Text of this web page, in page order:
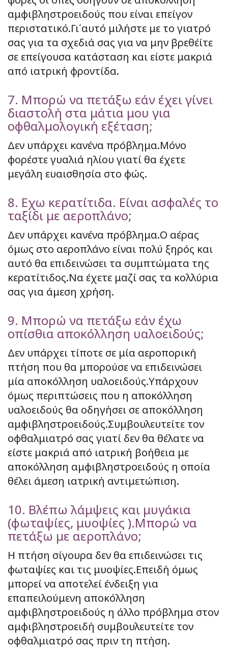
αμφιβληστροειδούς που είναι επείγον
περιστατικό.Γι΄αυτό μιλήστε με το γιατρό
σας για τα σχεδιά σας για να μην βρεθέίτε
σε επείγουσα κατάσταση και είστε μακριά
από ιατρική φροντίδα.
7. Μπορώ να πετάξω εάν έχει γίνει
διαστολή στα μάτια μου για
οφθαλμολογική εξέταση;
Δεν υπάρχει κανένα πρόβλημα.Μόνο
φορέστε γυαλιά ηλίου γιατί θα έχετε
μεγάλη ευαισθησία στο φώς.
8. Εχω κερατίτιδα. Είναι ασφαλές το
ταξίδι με αεροπλάνο;
Δεν υπάρχει κανένα πρόβλημα.Ο αέρας
όμως στο αεροπλάνο είναι πολύ ξηρός και
αυτό θα επιδεινώσει τα συμπτώματα της
κερατίτιδος.Να έχετε μαζί σας τα κολλύρια
σας για άμεση χρήση.
9. Μπορώ να πετάξω εάν έχω
οπίσθια αποκόλληση υαλοειδούς;
Δεν υπάρχει τίποτε σε μία αεροπορική
πτήση που θα μπορούσε να επιδεινώσει
μία αποκόλληση υαλοειδούς.Υπάρχουν
όμως περιπτώσεις που η αποκόλληση
υαλοειδούς θα οδηγήσει σε αποκόλληση
αμφιβληστροειδούς.Συμβουλευτείτε τον
οφθαλμιατρό σας γιατί δεν θα θέλατε να
είστε μακριά από ιατρική βοήθεια με
αποκόλληση αμφιβληστροειδούς η οποία
θέλει άμεση ιατρική αντιμετώπιση.
10. Βλέπω λάμψεις και μυγάκια
(φωταψίες, μυοψίες ).Μπορώ να
πετάξω με αεροπλάνο;
Η πτήση σίγουρα δεν θα επιδεινώσει τις
φωταψίες και τις μυοψίες.Επειδή όμως
μπορεί να αποτελεί ένδειξη για
επαπειλούμενη αποκόλληση
αμφιβληστροειδούς η άλλο πρόβλημα στον
αμφιβληστροειδή συμβουλευτείτε τον
οφθαλμιατρό σας πριν τη πτήση.